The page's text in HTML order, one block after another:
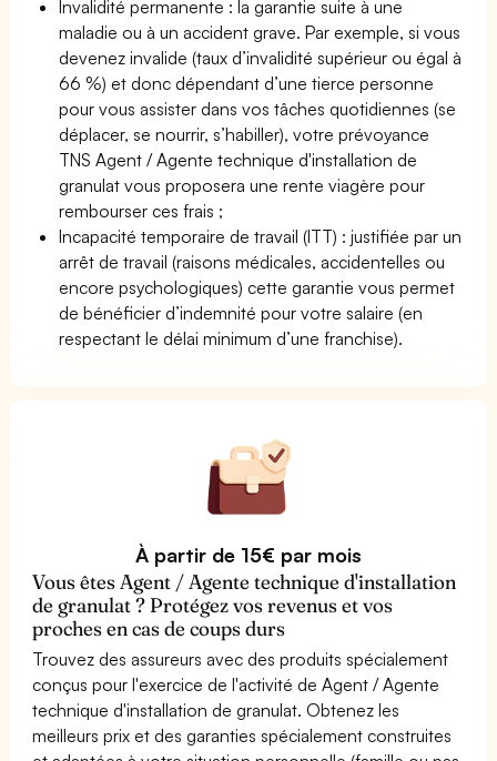
Invalidité permanente : la garantie suite à une
maladie ou à un accident grave. Par exemple, si vous
devenez invalide (taux d’invalidité supérieur ou égal à
66 %) et donc dépendant d’une tierce personne
pour vous assister dans vos tâches quotidiennes (se
déplacer, se nourrir, s’habiller), votre prévoyance
TNS Agent / Agente technique d'installation de
granulat vous proposera une rente viagère pour
rembourser ces frais ;
Incapacité temporaire de travail (ITT) : justifiée par un
arrêt de travail (raisons médicales, accidentelles ou
encore psychologiques) cette garantie vous permet
de bénéficier d’indemnité pour votre salaire (en
respectant le délai minimum d’une franchise).
À partir de 15€ par mois
Vous êtes Agent / Agente technique d'installation
de granulat ? Protégez vos revenus et vos
proches en cas de coups durs
Trouvez des assureurs avec des produits spécialement
conçus pour l'exercice de l'activité de Agent / Agente
technique d'installation de granulat. Obtenez les
meilleurs prix et des garanties spécialement construites